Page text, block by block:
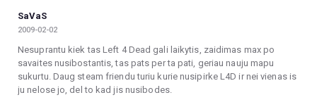
SaVaS
2009-02-02
Nesuprantu kiek tas Left 4 Dead gali laikytis, zaidimas max po
savaites nusibostantis, tas pats per ta pati, geriau nauju mapu
sukurtu. Daug steam friendu turiu kurie nusipirke L4D ir nei vienas is
ju nelose jo, del to kad jis nusibodes.